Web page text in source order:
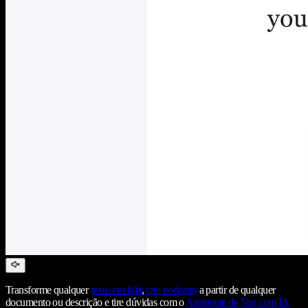
Transforme qualquertexto em fala,crie podcastsa partir de qualquer
documento ou descrição e tire dúvidas com oAssistente de Voz com IA